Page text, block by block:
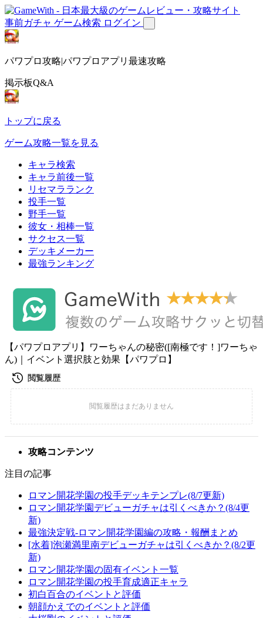
事前ガチャ ゲーム検索 ログイン
パワプロ攻略|パワプロアプリ最速攻略
掲示板Q&A
トップに戻る
ゲーム攻略一覧を見る
キャラ検索
キャラ前後一覧
リセマラランク
投手一覧
野手一覧
彼女・相棒一覧
サクセス一覧
デッキメーカー
最強ランキング
【パワプロアプリ】ワーちゃんの秘密([南極です！]ワーちゃ
ん)｜イベント選択肢と効果【パワプロ】
攻略コンテンツ
注目の記事
ロマン開花学園の投手デッキテンプレ(8/7更新)
ロマン開花学園デビューガチャは引くべきか？(8/4更
新)
最強決定戦-ロマン開花学園編の攻略・報酬まとめ
[水着]泡瀬満里南デビューガチャは引くべきか？(8/2更
新)
ロマン開花学園の固有イベント一覧
ロマン開花学園の投手育成適正キャラ
初白百合のイベントと評価
朝顔かえでのイベントと評価